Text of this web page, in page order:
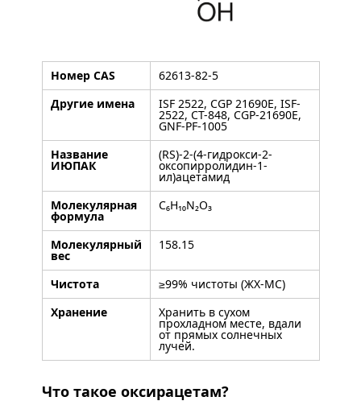
Номер CAS
62613-82-5
Другие имена
ISF 2522, CGP 21690E, ISF-
2522, CT-848, CGP-21690E,
GNF-PF-1005
Название
ИЮПАК
(RS)-2-(4-гидрокси-2-
оксопирролидин-1-
ил)ацетамид
Молекулярная
формула
C₆H₁₀N₂O₃
Молекулярный
вес
158.15
Чистота
≥99% чистоты (ЖХ-МС)
Хранение
Хранить в сухом
прохладном месте, вдали
от прямых солнечных
лучей.
Что такое оксирацетам?